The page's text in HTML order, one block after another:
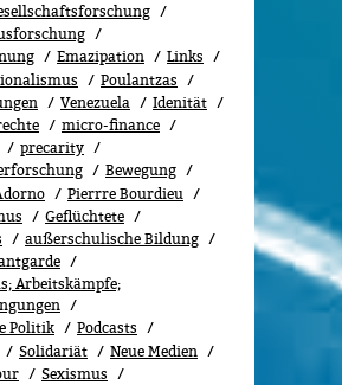
Emazipation
Links
Poulantzas
Venezuela
Idenität
micro-finance
precarity
Bewe­gung
Pierrre Bourdieu
Geflüchtete
außerschulische Bildung
Arbeitskämpfe;
Politik
Podcasts
Solidariät
Neue Medien
Sexismus